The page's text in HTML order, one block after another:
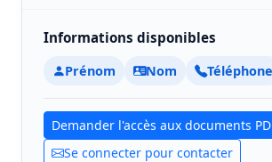
Informations disponibles
Prénom Nom Téléphone
Demander l'accès aux documents
Se connecter pour contacter